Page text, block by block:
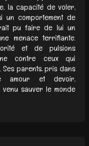
la capacité de voler,
un comportement de
pu faire de lui un
menace terrifiante.
et de pulsions
contre ceux qui
Ses parents, pris dans
amour et devoir,
sauver le monde